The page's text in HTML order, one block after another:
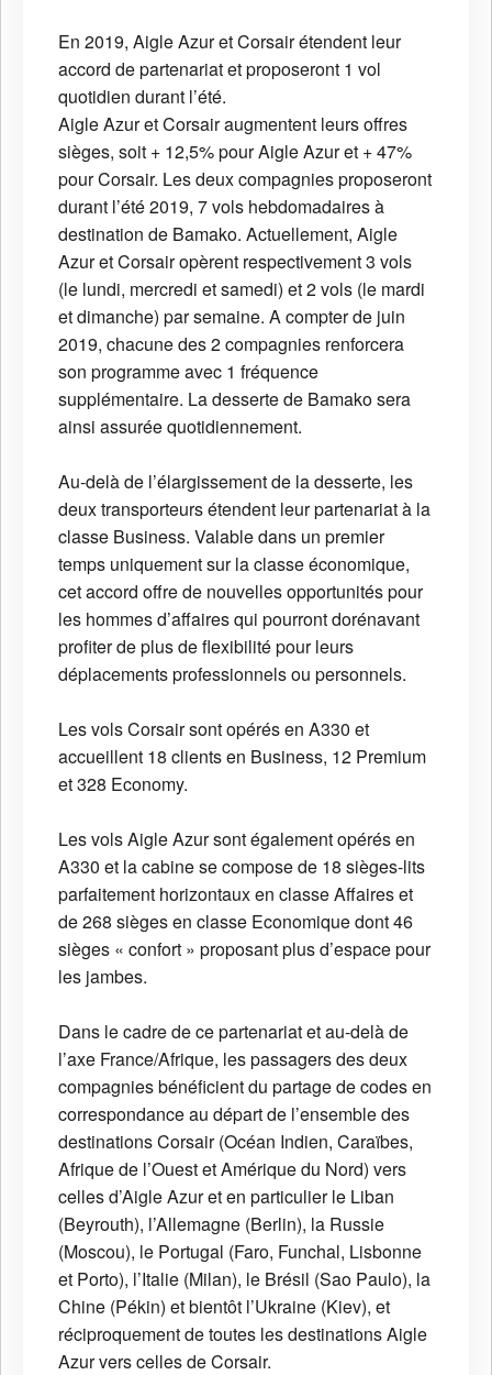
En 2019, Aigle Azur et Corsair étendent leur
accord de partenariat et proposeront 1 vol
quotidien durant l’été.
Aigle Azur et Corsair augmentent leurs offres
sièges, soit + 12,5% pour Aigle Azur et + 47%
pour Corsair. Les deux compagnies proposeront
durant l’été 2019, 7 vols hebdomadaires à
destination de Bamako. Actuellement, Aigle
Azur et Corsair opèrent respectivement 3 vols
(le lundi, mercredi et samedi) et 2 vols (le mardi
et dimanche) par semaine. A compter de juin
2019, chacune des 2 compagnies renforcera
son programme avec 1 fréquence
supplémentaire. La desserte de Bamako sera
ainsi assurée quotidiennement.
Au-delà de l’élargissement de la desserte, les
deux transporteurs étendent leur partenariat à la
classe Business. Valable dans un premier
temps uniquement sur la classe économique,
cet accord offre de nouvelles opportunités pour
les hommes d’affaires qui pourront dorénavant
profiter de plus de flexibilité pour leurs
déplacements professionnels ou personnels.
Les vols Corsair sont opérés en A330 et
accueillent 18 clients en Business, 12 Premium
et 328 Economy.
Les vols Aigle Azur sont également opérés en
A330 et la cabine se compose de 18 sièges-lits
parfaitement horizontaux en classe Affaires et
de 268 sièges en classe Economique dont 46
sièges « confort » proposant plus d’espace pour
les jambes.
Dans le cadre de ce partenariat et au-delà de
l’axe France/Afrique, les passagers des deux
compagnies bénéficient du partage de codes en
correspondance au départ de l’ensemble des
destinations Corsair (Océan Indien, Caraïbes,
Afrique de l’Ouest et Amérique du Nord) vers
celles d’Aigle Azur et en particulier le Liban
(Beyrouth), l’Allemagne (Berlin), la Russie
(Moscou), le Portugal (Faro, Funchal, Lisbonne
et Porto), l’Italie (Milan), le Brésil (Sao Paulo), la
Chine (Pékin) et bientôt l’Ukraine (Kiev), et
réciproquement de toutes les destinations Aigle
Azur vers celles de Corsair.